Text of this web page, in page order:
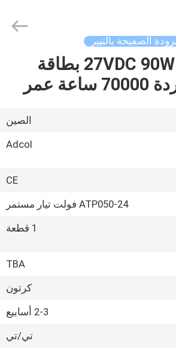
الصفيحة بالتيير
المختبر 27VDC 90W بطاقة
عمر
الصين
Adcol
CE
ATP050-24 فولت تيار مستمر
1 قطعة
TBA
كرتون
2-3 أسابيع
تي/تي